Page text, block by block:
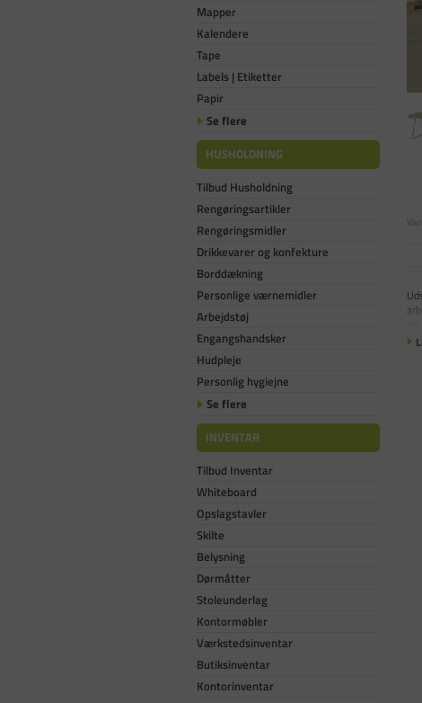
Mapper
Kalendere
Tape
Labels | Etiketter
Papir
Se flere
HUSHOLDNING
Tilbud Husholdning
Rengøringsartikler
Rengøringsmidler
Drikkevarer og konfekture
Borddækning
Personlige værnemidler
Arbejdstøj
Engangshandsker
Hudpleje
Personlig hygiejne
Se flere
INVENTAR
Tilbud Inventar
Whiteboard
Opslagstavler
Skilte
Belysning
Dørmåtter
Stoleunderlag
Kontormøbler
Værkstedsinventar
Butiksinventar
Kontorinventar